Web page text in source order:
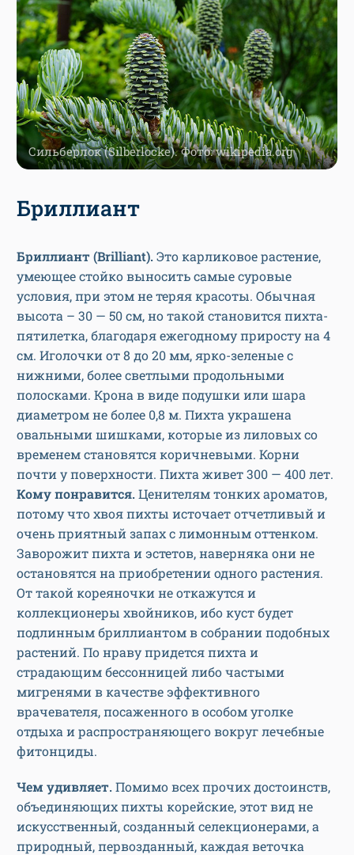
Сильберлок (Silberlocke). Фото: wikipedia.org
Бриллиант
Бриллиант (Brilliant).Это карликовое растение,
умеющее стойко выносить самые суровые
условия, при этом не теряя красоты. Обычная
высота – 30 — 50 см, но такой становится пихта-
пятилетка, благодаря ежегодному приросту на 4
см. Иголочки от 8 до 20 мм, ярко-зеленые с
нижними, более светлыми продольными
полосками. Крона в виде подушки или шара
диаметром не более 0,8 м. Пихта украшена
овальными шишками, которые из лиловых со
временем становятся коричневыми. Корни
почти у поверхности. Пихта живет 300 — 400 лет.
Кому понравится.Ценителям тонких ароматов,
потому что хвоя пихты источает отчетливый и
очень приятный запах с лимонным оттенком.
Заворожит пихта и эстетов, наверняка они не
остановятся на приобретении одного растения.
От такой кореяночки не откажутся и
коллекционеры хвойников, ибо куст будет
подлинным бриллиантом в собрании подобных
растений. По нраву придется пихта и
страдающим бессонницей либо частыми
мигренями в качестве эффективного
врачевателя, посаженного в особом уголке
отдыха и распространяющего вокруг лечебные
фитонциды.
Чем удивляет.Помимо всех прочих достоинств,
объединяющих пихты корейские, этот вид не
искусственный, созданный селекционерами, а
природный, первозданный, каждая веточка